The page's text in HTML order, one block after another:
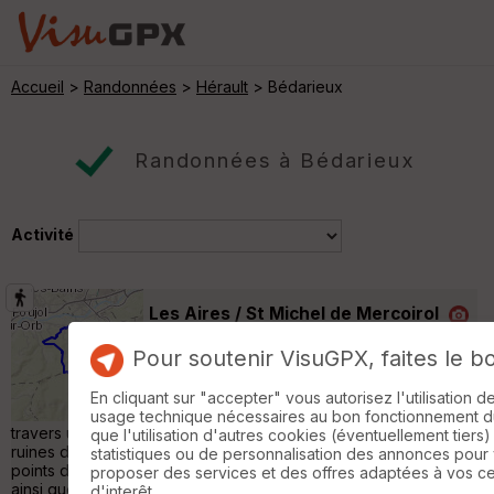
Accueil > Randonnées > Hérault > Bédarieux
Randonnées à Bédarieux
Activité
Les Aires / St Michel de Mercoirol
Randonnée Pédestre 12 km 660 m
Au départ du village des Aires (34), une
sympathique rando balisée en jaune (PR) à
travers une très belle forêt de chêne vert, avec étape aux
ruines du château et à la chapelle St Michel, et de magnifiques
points de vue sur la vallée de l'Orb, l'Espinouse et le Caroux,
ainsi que sur toute la plaine biterroise. »
Pour soutenir VisuGPX, faites le
En cliquant sur "accepter" vous autorisez l'utilisation
usage technique nécessaires au bon fonctionnement
que l'utilisation d'autres cookies (éventuellement
statistiques ou de personnalisation des annonces pour
proposer des services et des offres adaptées à vos